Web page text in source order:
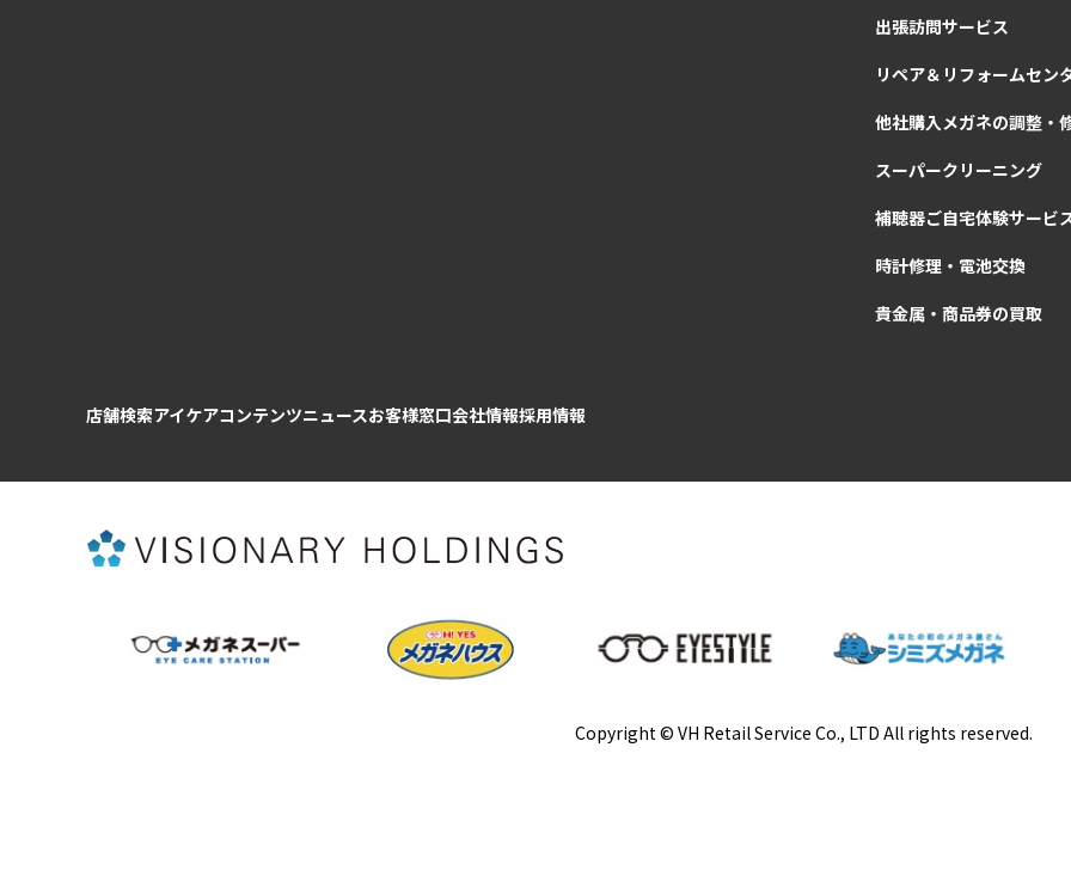
出張訪問サービス
リペア＆リフォームセン
他社購入メガネの調整・
スーパークリーニング
補聴器ご自宅体験サービ
時計修理・電池交換
貴金属・商品券の買取
店舗検索アイケアコンテンツニュースお客様窓口会社情報採用情報
Copyright © VH Retail Service Co., LTD All rights reserved.